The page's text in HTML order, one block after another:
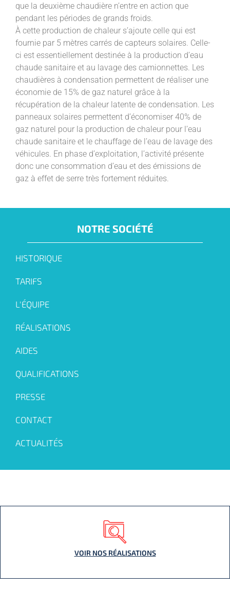
que la deuxième chaudière n’entre en action que
pendant les périodes de grands froids.
À cette production de chaleur s’ajoute celle qui est
fournie par 5 mètres carrés de capteurs solaires. Celle-
ci est essentiellement destinée à la production d’eau
chaude sanitaire et au lavage des camionnettes. Les
chaudières à condensation permettent de réaliser une
économie de 15% de gaz naturel grâce à la
récupération de la chaleur latente de condensation. Les
panneaux solaires permettent d’économiser 40% de
gaz naturel pour la production de chaleur pour l’eau
chaude sanitaire et le chauffage de l’eau de lavage des
véhicules. En phase d’exploitation, l’activité présente
donc une consommation d’eau et des émissions de
gaz à effet de serre très fortement réduites.
NOTRE SOCIÉTÉ
HISTORIQUE
TARIFS
L'ÉQUIPE
RÉALISATIONS
AIDES
QUALIFICATIONS
PRESSE
CONTACT
ACTUALITÉS
VOIR NOS RÉALISATIONS